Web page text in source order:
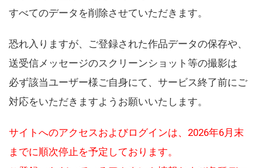
すべてのデータを削除させていただきます。
恐れ入りますが、ご登録された作品データの保存や、
送受信メッセージのスクリーンショット等の撮影は
必ず該当ユーザー様ご自身にて、サービス終了前にご
対応をいただきますようお願いいたします。
サイトへのアクセスおよびログインは、2026年6月末
までに順次停止を予定しております。